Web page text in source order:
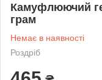
Камуфлюючий
грам
Немає в наявності
Роздріб